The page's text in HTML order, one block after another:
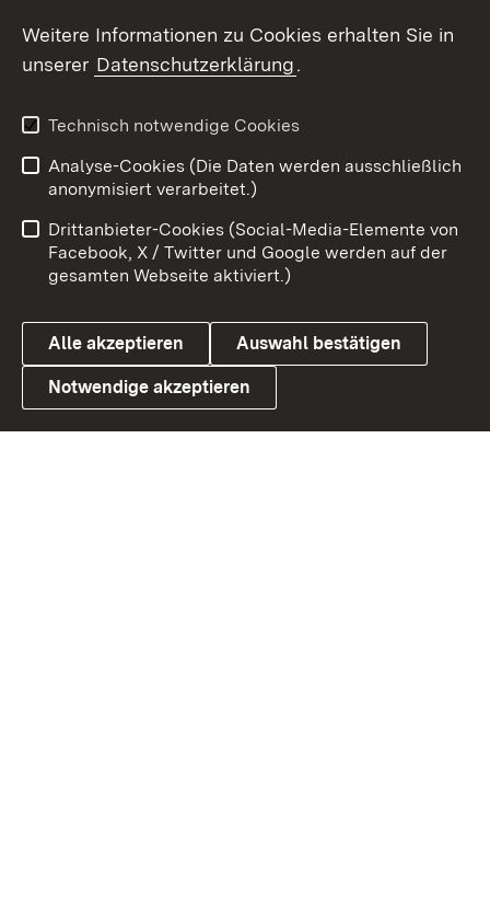
X / Twitter
Youtube
Link zum Landesportal
Impressum
Kontakt
Barrierefreiheit
Datenschutz
Cookies
Weitere Informationen zu Cookies erhalten Sie in
unserer Datenschutzerklärung.
Technisch notwendige Cookies
Analyse-Cookies (Die Daten werden ausschließlich
anonymisiert verarbeitet.)
Drittanbieter-Cookies (Social-Media-Elemente von
Facebook, X / Twitter und Google werden auf der
gesamten Webseite aktiviert.)
Alle akzeptieren Auswahl bestätigen
Notwendige akzeptieren